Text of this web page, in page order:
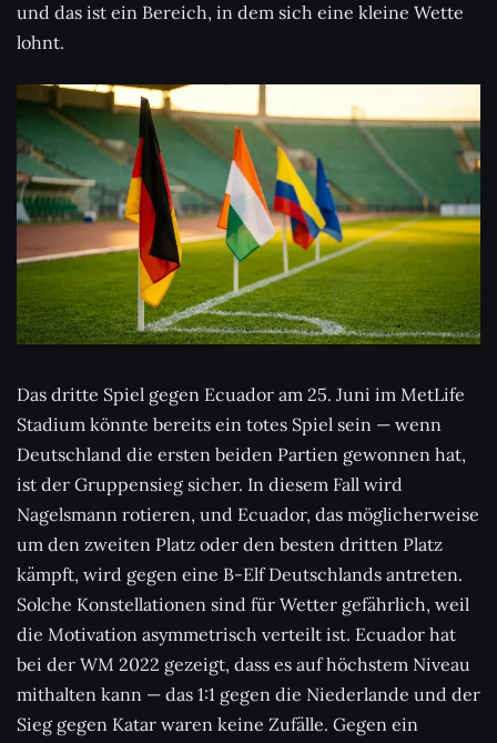
und das ist ein Bereich, in dem sich eine kleine Wette
lohnt.
Das dritte Spiel gegen Ecuador am 25. Juni im MetLife
Stadium könnte bereits ein totes Spiel sein — wenn
Deutschland die ersten beiden Partien gewonnen hat,
ist der Gruppensieg sicher. In diesem Fall wird
Nagelsmann rotieren, und Ecuador, das möglicherweise
um den zweiten Platz oder den besten dritten Platz
kämpft, wird gegen eine B-Elf Deutschlands antreten.
Solche Konstellationen sind für Wetter gefährlich, weil
die Motivation asymmetrisch verteilt ist. Ecuador hat
bei der WM 2022 gezeigt, dass es auf höchstem Niveau
mithalten kann — das 1:1 gegen die Niederlande und der
Sieg gegen Katar waren keine Zufälle. Gegen ein